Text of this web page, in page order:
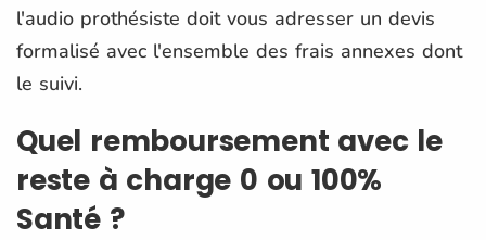
l'audio prothésiste doit vous adresser un devis
formalisé avec l'ensemble des frais annexes dont
le suivi.
Quel remboursement avec le
reste à charge 0 ou 100%
Santé ?